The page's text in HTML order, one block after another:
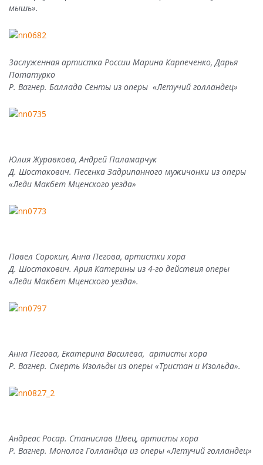
мышь».
Заслуженная артистка России Марина Карпеченко, Дарья
Потатурко
Р. Вагнер. Баллада Сенты из оперы «Летучий голландец»
Юлия Журавкова, Андрей Паламарчук
Д. Шостакович. Песенка Задрипанного мужичонки из оперы
«Леди Макбет Мценского уезда»
Павел Сорокин, Анна Пегова, артистки хора
Д. Шостакович. Ария Катерины из 4-го действия оперы
«Леди Макбет Мценского уезда».
Анна Пегова, Екатерина Василёва, артисты хора
Р. Вагнер. Смерть Изольды из оперы «Тристан и Изольда».
Андреас Росар. Станислав Швец, артисты хора
Р. Вагнер. Монолог Голландца из оперы «Летучий голландец»